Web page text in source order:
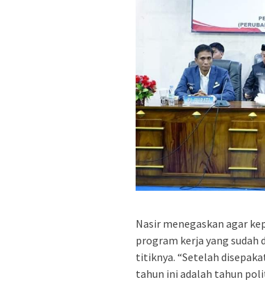
Nasir menegaskan agar
program kerja yang
titiknya. “Setelah
tahun ini adalah tahun